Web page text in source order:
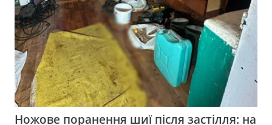
Ножове поранення шиї після застілля: на